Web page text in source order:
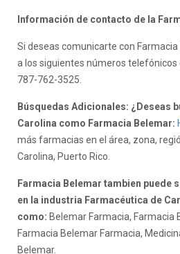
Información de contacto de la
Si deseas comunicarte con
a los siguientes números telefónicos
787-762-3525.
Búsquedas Adicionales: ¿Deseas
Carolina como Farmacia Belemar:
más farmacias en el área, zona,
Carolina, Puerto Rico.
Farmacia Belemar tambien puede
en la industria Farmacéutica de
como: Belemar Farmacia, Farmacia
Farmacia Belemar Farmacia,
Belemar.